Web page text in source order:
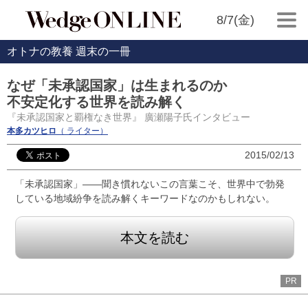
8/7(金)
オトナの教養 週末の一冊
なぜ「未承認国家」は生まれるのか
不安定化する世界を読み解く
『未承認国家と覇権なき世界』 廣瀬陽子氏インタビュー
本多カツヒロ （ ライター）
2015/02/13
「未承認国家」――聞き慣れないこの言葉こそ、世界中で勃発
している地域紛争を読み解くキーワードなのかもしれない。
本文を読む
PR